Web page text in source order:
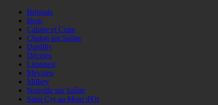
Brignais
Bron
Caluire et Cuire
Chalon sur Saône
Dardilly
Décines
Limonest
Meyzieu
Millery
Neuville sur Saône
Saint Cyr au Mont d'Or